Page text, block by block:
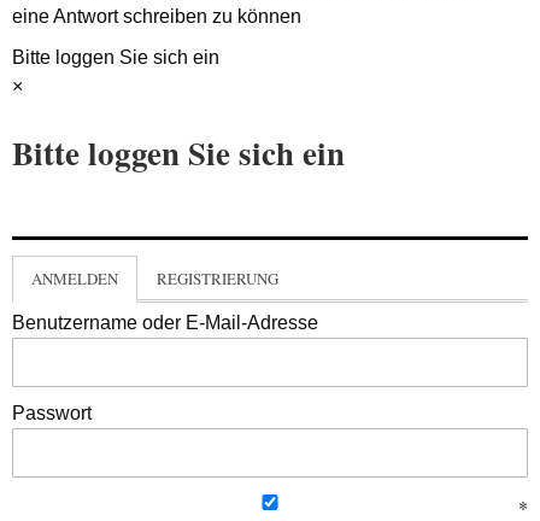
eine Antwort schreiben zu können
Bitte loggen Sie sich ein
×
Bitte loggen Sie sich ein
ANMELDEN REGISTRIERUNG
Benutzername oder E-Mail-Adresse
Passwort